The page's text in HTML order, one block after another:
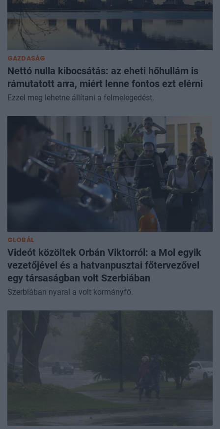
GAZDASÁG
Nettó nulla kibocsátás: az eheti hőhullám is
rámutatott arra, miért lenne fontos ezt elérni
Ezzel meg lehetne állítani a felmelegedést.
GLOBÁL
Videót közöltek Orbán Viktorról: a Mol egyik
vezetőjével és a hatvanpusztai főtervezővel
egy társaságban volt Szerbiában
Szerbiában nyaral a volt kormányfő.